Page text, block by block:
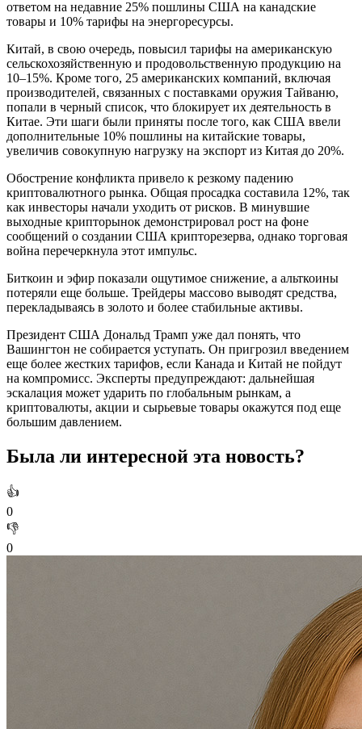
ответом на недавние 25% пошлины США на канадские
товары и 10% тарифы на энергоресурсы.
Китай, в свою очередь, повысил тарифы на американскую
сельскохозяйственную и продовольственную продукцию на
10–15%. Кроме того, 25 американских компаний, включая
производителей, связанных с поставками оружия Тайваню,
попали в черный список, что блокирует их деятельность в
Китае. Эти шаги были приняты после того, как США ввели
дополнительные 10% пошлины на китайские товары,
увеличив совокупную нагрузку на экспорт из Китая до 20%.
Обострение конфликта привело к резкому падению
криптовалютного рынка. Общая просадка составила 12%, так
как инвесторы начали уходить от рисков. В минувшие
выходные крипторынок демонстрировал рост на фоне
сообщений о создании США крипторезерва, однако торговая
война перечеркнула этот импульс.
Биткоин и эфир показали ощутимое снижение, а альткоины
потеряли еще больше. Трейдеры массово выводят средства,
перекладываясь в золото и более стабильные активы.
Президент США Дональд Трамп уже дал понять, что
Вашингтон не собирается уступать. Он пригрозил введением
еще более жестких тарифов, если Канада и Китай не пойдут
на компромисс. Эксперты предупреждают: дальнейшая
эскалация может ударить по глобальным рынкам, а
криптовалюты, акции и сырьевые товары окажутся под еще
большим давлением.
Была ли интересной эта новость?
👍
0
👎
0